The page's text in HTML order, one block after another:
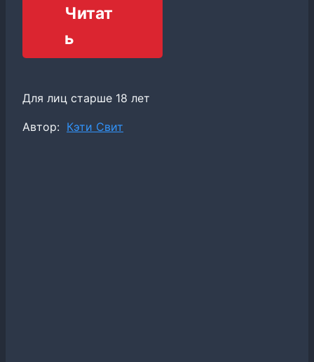
Читат
ь
Для лиц старше 18 лет
Метки
Автор: Кэти Свит